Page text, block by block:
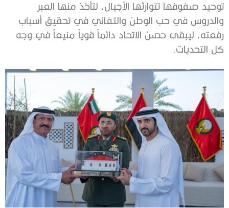
توحيد صفوفها تتوارثها الأجيال، لتأخذ منها العبر
والدروس في حب الوطن والتفاني في تحقيق أسباب
رفعته، ليبقى حصن الاتحاد دائماً قوياً منيعاً في وجه
كل التحديات.